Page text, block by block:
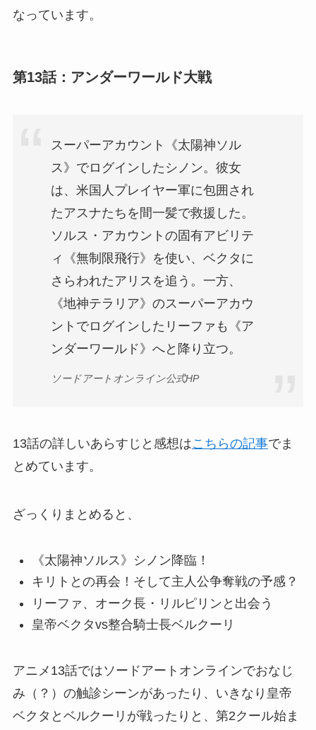
なっています。
第13話：アンダーワールド大戦
スーパーアカウント《太陽神ソル
ス》でログインしたシノン。彼女
は、米国人プレイヤー軍に包囲され
たアスナたちを間一髪で救援した。
ソルス・アカウントの固有アビリテ
ィ《無制限飛行》を使い、ベクタに
さらわれたアリスを追う。一方、
《地神テラリア》のスーパーアカウ
ントでログインしたリーファも《ア
ンダーワールド》へと降り立つ。
ソードアートオンライン公式HP
13話の詳しいあらすじと感想はこちらの記事でま
とめています。
ざっくりまとめると、
《太陽神ソルス》シノン降臨！
キリトとの再会！そして主人公争奪戦の予感？
リーファ、オーク長・リルピリンと出会う
皇帝ベクタvs整合騎士長ベルクーリ
アニメ13話ではソードアートオンラインでおなじ
み（？）の触診シーンがあったり、いきなり皇帝
ベクタとベルクーリが戦ったりと、第2クール始ま